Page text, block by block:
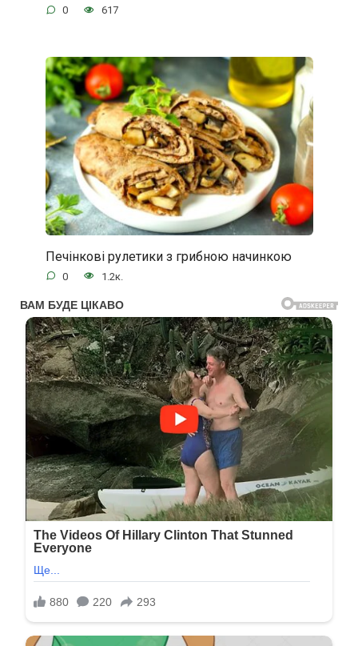
0 617
Печінкові рулетики з грибною начинкою
0 1.2к.